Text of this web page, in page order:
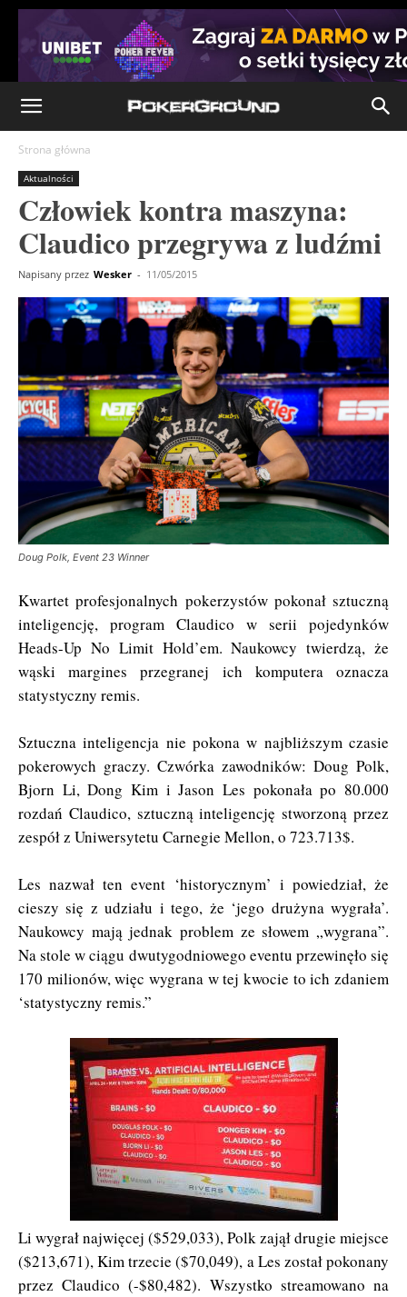
Strona główna
Aktualności
Człowiek kontra maszyna:
Claudico przegrywa z ludźmi
Napisany przez Wesker - 11/05/2015
Doug Polk, Event 23 Winner
Kwartet profesjonalnych pokerzystów pokonał sztuczną
inteligencję, program Claudico w serii pojedynków
Heads-Up No Limit Hold’em. Naukowcy twierdzą, że
wąski margines przegranej ich komputera oznacza
statystyczny remis.
Sztuczna inteligencja nie pokona w najbliższym czasie
pokerowych graczy. Czwórka zawodników: Doug Polk,
Bjorn Li, Dong Kim i Jason Les pokonała po 80.000
rozdań Claudico, sztuczną inteligencję stworzoną przez
zespół z Uniwersytetu Carnegie Mellon, o 723.713$.
Les nazwał ten event ‘historycznym’ i powiedział, że
cieszy się z udziału i tego, że ‘jego drużyna wygrała’.
Naukowcy mają jednak problem ze słowem „wygrana”.
Na stole w ciągu dwutygodniowego eventu przewinęło się
170 milionów, więc wygrana w tej kwocie to ich zdaniem
‘statystyczny remis.”
Li wygrał najwięcej ($529,033), Polk zajął drugie miejsce
($213,671), Kim trzecie ($70,049), a Les został pokonany
przez Claudico (-$80,482). Wszystko streamowano na